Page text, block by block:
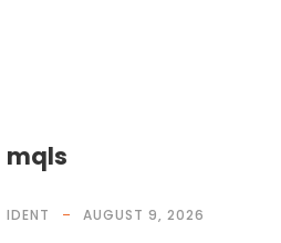
mqls
IDENT AUGUST 9, 2026